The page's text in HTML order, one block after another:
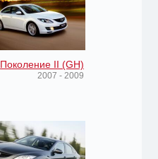
Поколение II (GH)
2007 - 2009